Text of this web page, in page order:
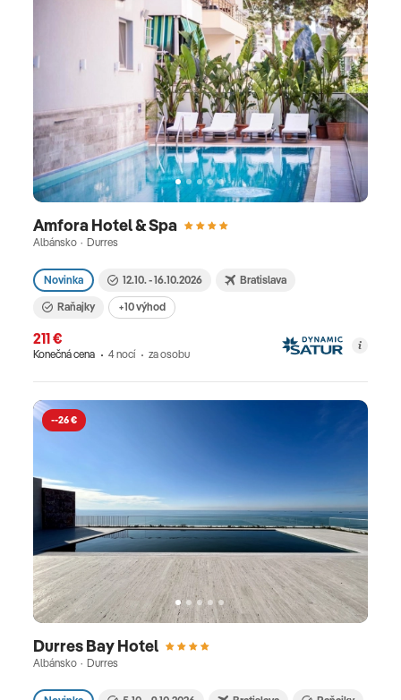
Amfora Hotel & Spa
Albánsko · Durres
Novinka 12.10. - 16.10.2026 Bratislava
Raňajky +10 výhod
211 €
Konečná cena 4 nocí za osobu
--26 €
Durres Bay Hotel
Albánsko · Durres